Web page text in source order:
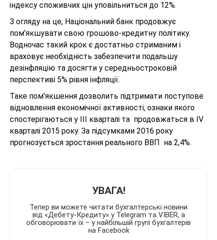
індексу споживчих цін уповільниться до 12%.
З огляду на це, Національний банк продовжує
пом’якшувати свою грошово-кредитну політику.
Водночас такий крок є достатньо стриманим і
враховує необхідність забезпечити подальшу
дезінфляцію та досягти у середньостроковій
перспективі 5% рівня інфляції.
Таке пом’якшення дозволить підтримати поступове
відновлення економічної активності, ознаки якого
спостерігаються у ІІІ кварталі та продовжаться в IV
кварталі 2015 року. За підсумками 2016 року
прогнозується зростання реального ВВП на 2,4%.
УВАГА!
Тепер ви можете читати бухгалтерські новини
від «Дебету-Кредиту» у Telegram та VIBER, а
обговорювати їх – у найбільшій групі бухгалтерів
на Facebook